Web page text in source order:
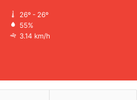
26º - 26º
55%
3.14 km/h